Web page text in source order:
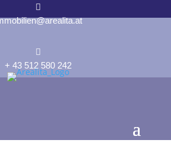


+ 43 512 580 242